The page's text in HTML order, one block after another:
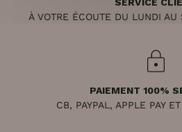
À VOTRE ÉCOUTE DU LUNDI AU
PAIEMENT 100%
CB, PAYPAL, APPLE PAY